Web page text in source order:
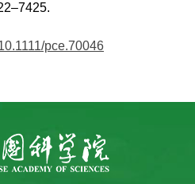
pce.70046